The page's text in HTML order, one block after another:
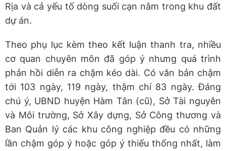
Rịa và cả yếu tố dòng suối cạn nằm trong khu đất
dự án.
Theo phụ lục kèm theo kết luận thanh tra, nhiều
cơ quan chuyên môn đã góp ý nhưng quá trình
phản hồi diễn ra chậm kéo dài. Có văn bản chậm
tới 103 ngày, 119 ngày, thậm chí 83 ngày. Đáng
chú ý, UBND huyện Hàm Tân (cũ), Sở Tài nguyên
và Môi trường, Sở Xây dựng, Sở Công thương và
Ban Quản lý các khu công nghiệp đều có những
lần chậm góp ý hoặc góp ý thiếu thống nhất, làm